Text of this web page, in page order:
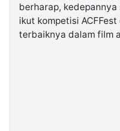
berharap,
ikut kompetisi
terbaiknya dalam film